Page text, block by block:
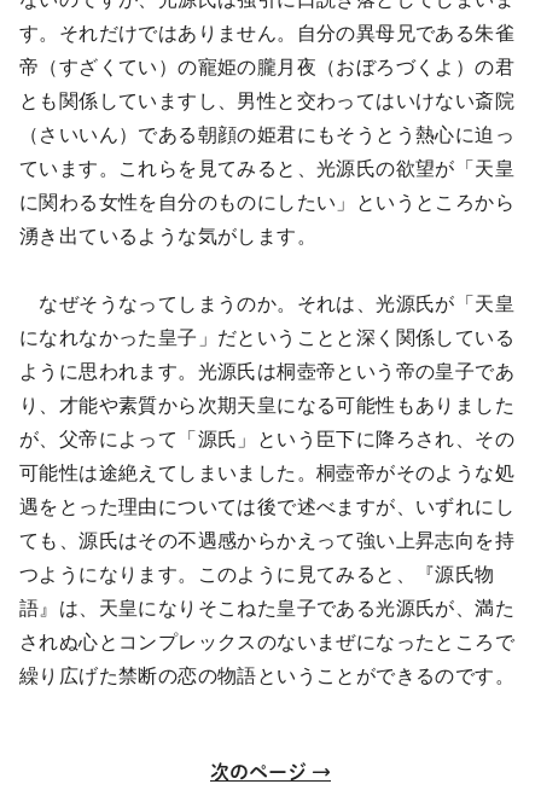
す。それだけではありません。自分の異母兄である朱雀
帝（すざくてい）の寵姫の朧月夜（おぼろづくよ）の君
とも関係していますし、男性と交わってはいけない斎院
（さいいん）である朝顔の姫君にもそうとう熱心に迫っ
ています。これらを見てみると、光源氏の欲望が「天皇
に関わる女性を自分のものにしたい」というところから
湧き出ているような気がします。
なぜそうなってしまうのか。それは、光源氏が「天皇
になれなかった皇子」だということと深く関係している
ように思われます。光源氏は桐壺帝という帝の皇子であ
り、才能や素質から次期天皇になる可能性もありました
が、父帝によって「源氏」という臣下に降ろされ、その
可能性は途絶えてしまいました。桐壺帝がそのような処
遇をとった理由については後で述べますが、いずれにし
ても、源氏はその不遇感からかえって強い上昇志向を持
つようになります。このように見てみると、『源氏物
語』は、天皇になりそこねた皇子である光源氏が、満た
されぬ心とコンプレックスのないまぜになったところで
繰り広げた禁断の恋の物語ということができるのです。
次のページ →